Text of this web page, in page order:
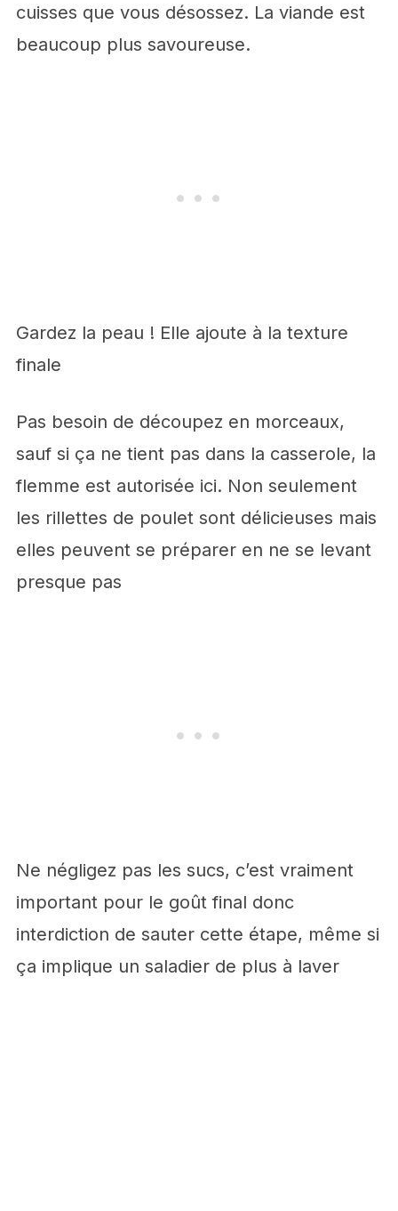
cuisses que vous désossez. La viande est
beaucoup plus savoureuse.
Gardez la peau ! Elle ajoute à la texture
finale
Pas besoin de découpez en morceaux,
sauf si ça ne tient pas dans la casserole, la
flemme est autorisée ici. Non seulement
les rillettes de poulet sont délicieuses mais
elles peuvent se préparer en ne se levant
presque pas
Ne négligez pas les sucs, c’est vraiment
important pour le goût final donc
interdiction de sauter cette étape, même si
ça implique un saladier de plus à laver